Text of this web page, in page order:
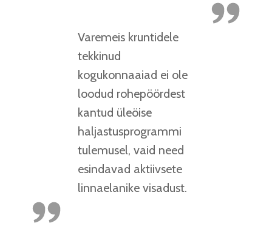
Varemeis kruntidele
tekkinud
kogukonnaaiad ei ole
loodud rohepöördest
kantud üleöise
haljastusprogrammi
tulemusel, vaid need
esindavad aktiivsete
linnaelanike visadust.